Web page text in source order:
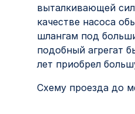
выталкивающей
качестве насоса
шлангам под
подобный агрегат
лет приобрел
Схему проезда до